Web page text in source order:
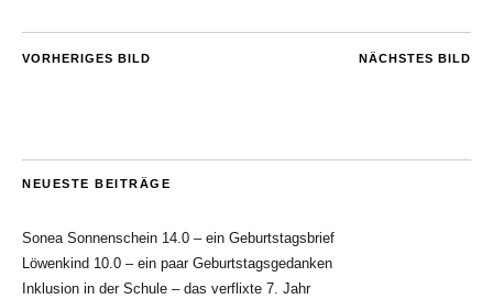
NÄCHSTES BILD
VORHERIGES BILD
NEUESTE BEITRÄGE
Sonea Sonnenschein 14.0 – ein Geburtstagsbrief
Löwenkind 10.0 – ein paar Geburtstagsgedanken
Inklusion in der Schule – das verflixte 7. Jahr